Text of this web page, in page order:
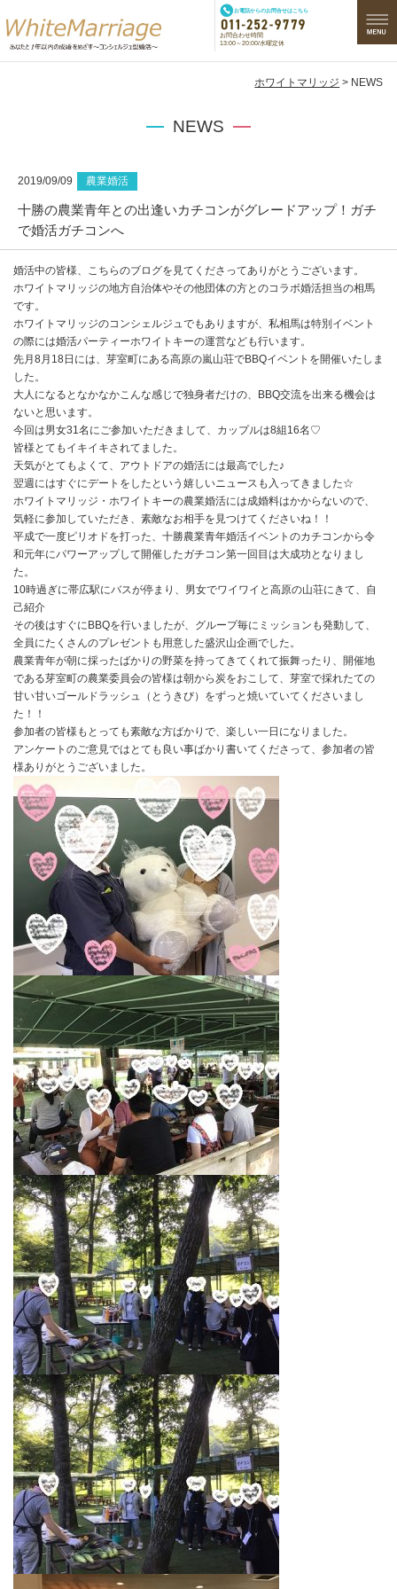
お電話からのお問合せはこちら
お問合わせ時間
13:00～20:00/水曜定休
ホワイトマリッジ > NEWS
NEWS
2019/09/09 農業婚活
十勝の農業青年との出逢いカチコンがグレードアップ！ガチ
で婚活ガチコンへ
婚活中の皆様、こちらのブログを見てくださってありがとうございます。
ホワイトマリッジの地方自治体やその他団体の方とのコラボ婚活担当の相馬
です。
ホワイトマリッジのコンシェルジュでもありますが、私相馬は特別イベント
の際には婚活パーティーホワイトキーの運営なども行います。
先月8月18日には、芽室町にある高原の嵐山荘でBBQイベントを開催いたしま
した。
大人になるとなかなかこんな感じで独身者だけの、BBQ交流を出来る機会は
ないと思います。
今回は男女31名にご参加いただきまして、カップルは8組16名♡
皆様とてもイキイキされてました。
天気がとてもよくて、アウトドアの婚活には最高でした♪
翌週にはすぐにデートをしたという嬉しいニュースも入ってきました☆
ホワイトマリッジ・ホワイトキーの農業婚活には成婚料はかからないので、
気軽に参加していただき、素敵なお相手を見つけてくださいね！！
平成で一度ピリオドを打った、十勝農業青年婚活イベントのカチコンから令
和元年にパワーアップして開催したガチコン第一回目は大成功となりまし
た。
10時過ぎに帯広駅にバスが停まり、男女でワイワイと高原の山荘にきて、自
己紹介
その後はすぐにBBQを行いましたが、グループ毎にミッションも発動して、
全員にたくさんのプレゼントも用意した盛沢山企画でした。
農業青年が朝に採ったばかりの野菜を持ってきてくれて振舞ったり、開催地
である芽室町の農業委員会の皆様は朝から炭をおこして、芽室で採れたての
甘い甘いゴールドラッシュ（とうきび）をずっと焼いていてくださいまし
た！！
参加者の皆様もとっても素敵な方ばかりで、楽しい一日になりました。
アンケートのご意見ではとても良い事ばかり書いてくださって、参加者の皆
様ありがとうございました。